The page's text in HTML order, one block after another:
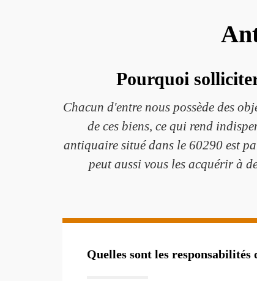
Pourquoi
Chacun d'entre nous possède des
de ces biens, ce qui rend
antiquaire situé dans le 60290 est
peut aussi vous les acquérir à
Quelles sont les